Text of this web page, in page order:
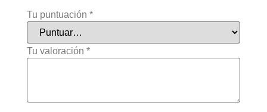
Tu puntuación *
Tu valoración *